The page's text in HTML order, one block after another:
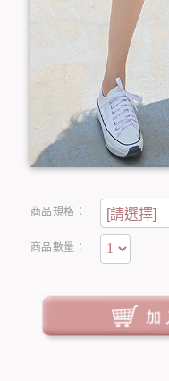
商品規格：
商品數量：